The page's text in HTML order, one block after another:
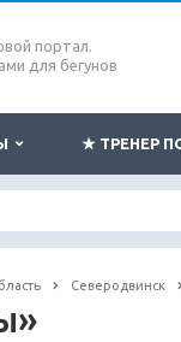
портал.
для бегунов
★ ТРЕНЕР
Северодвинск